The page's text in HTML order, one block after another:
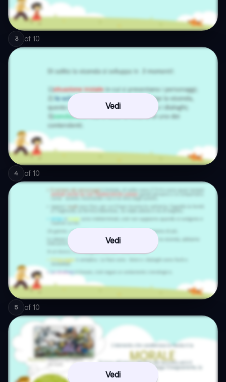
3 of 10
Vedi
4 of 10
Vedi
5 of 10
Vedi